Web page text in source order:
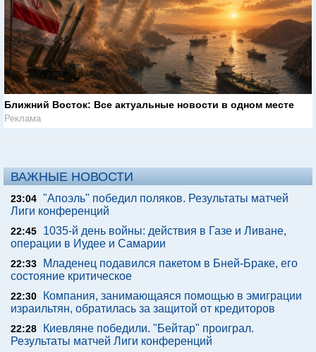
Ближний Восток: Все актуальные новости в одном месте
Реклама
ВАЖНЫЕ НОВОСТИ
23:04 "Апоэль" победил поляков. Результаты матчей
Лиги конференций
22:45
1035-й день войны: действия в Газе и Ливане,
операции в Иудее и Самарии
22:33
Младенец подавился пакетом в Бней-Браке, его
состояние критическое
22:30
Компания, занимающаяся помощью в эмиграции
израильтян, обратилась за защитой от кредиторов
22:28
Киевляне победили. "Бейтар" проиграл.
Результаты матчей Лиги конференций